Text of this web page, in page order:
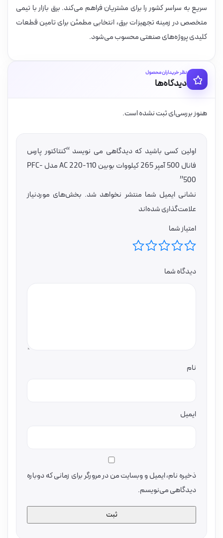
سریع به سراسر کشور را برای مشتریان فراهم می‌کند. برق بازار با تیمی
متخصص در زمینه تجهیزات برق، انتخابی مطمئن برای تامین قطعات
کلیدی پروژه‌های صنعتی محسوب می‌شود.
نظر خریداران محصول
دیدگاه‌ها
هنوز بررسی‌ای ثبت نشده است.
اولین کسی باشید که دیدگاهی می نویسد “کنتاکتور پارس
فانال 500 آمپر 265 کیلووات بوبین 110-220 AC مدل PFC-
500”
نشانی ایمیل شما منتشر نخواهد شد. بخش‌های موردنیاز
علامت‌گذاری شده‌اند
امتیاز شما
دیدگاه شما
نام
ایمیل
ذخیره نام، ایمیل و وبسایت من در مرورگر برای زمانی که دوباره
دیدگاهی می‌نویسم.